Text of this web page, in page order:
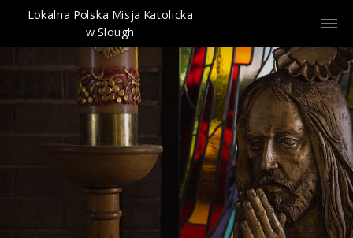
Lokalna Polska Misja Katolicka
w Slough